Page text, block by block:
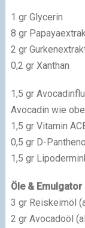
1 gr Glycerin
8 gr
2 gr
0,2 gr Xanthan
1,5 gr
Avocadin wie
1,5 gr Vitamin
0,5 gr D-Panthenol
1,5 gr
Öle & Emulgator
3 gr Reiskeimöl
2 gr Avocadoöl